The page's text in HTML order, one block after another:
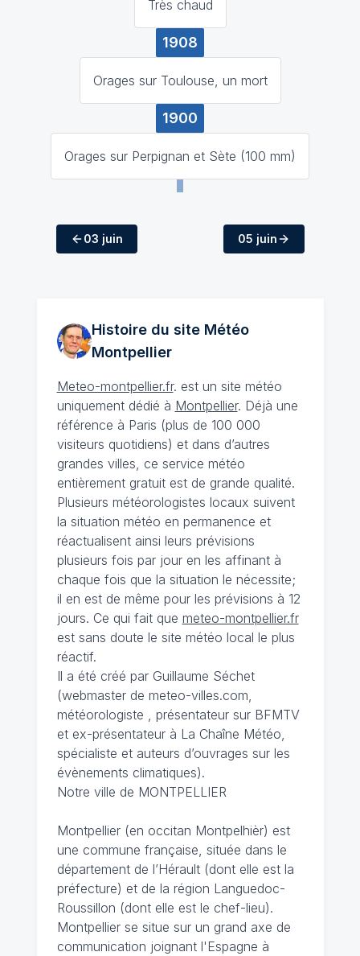
Très chaud
1908
Orages sur Toulouse, un mort
1900
Orages sur Perpignan et Sète (100 mm)
03 juin 05 juin
Histoire du site Météo
Montpellier
Meteo-montpellier.fr. est un site météo
uniquement dédié à Montpellier. Déjà une
référence à Paris (plus de 100 000
visiteurs quotidiens) et dans d’autres
grandes villes, ce service météo
entièrement gratuit est de grande qualité.
Plusieurs météorologistes locaux suivent
la situation météo en permanence et
réactualisent ainsi leurs prévisions
plusieurs fois par jour en les affinant à
chaque fois que la situation le nécessite;
il en est de même pour les prévisions à 12
jours. Ce qui fait que meteo-montpellier.fr
est sans doute le site météo local le plus
réactif.
Il a été créé par Guillaume Séchet
(webmaster de meteo-villes.com,
météorologiste , présentateur sur BFMTV
et ex-présentateur à La Chaîne Météo,
spécialiste et auteurs d’ouvrages sur les
évènements climatiques).
Notre ville de MONTPELLIER
Montpellier (en occitan Montpelhièr) est
une commune française, située dans le
département de l’Hérault (dont elle est la
préfecture) et de la région Languedoc-
Roussillon (dont elle est le chef-lieu).
Montpellier se situe sur un grand axe de
communication joignant l'Espagne à